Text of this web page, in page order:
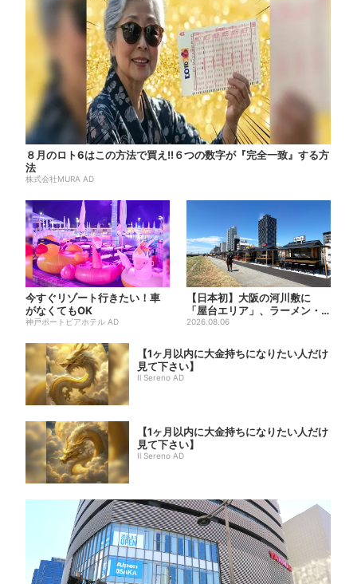
８月のロト6はこの方法で買え!!６つの数字が『完全一致』する方
法
株式会社MURA AD
今すぐリゾート行きたい！車
がなくてもOK
神戸ポートピアホテル AD
【日本初】大阪の河川敷に
「屋台エリア」、ラーメン・
焼肉・しゃぶしゃぶ・カフェ
2026.08.06
【1ヶ月以内に大金持ちになりたい人だけ
見て下さい】
Il Sereno AD
【1ヶ月以内に大金持ちになりたい人だけ
見て下さい】
Il Sereno AD